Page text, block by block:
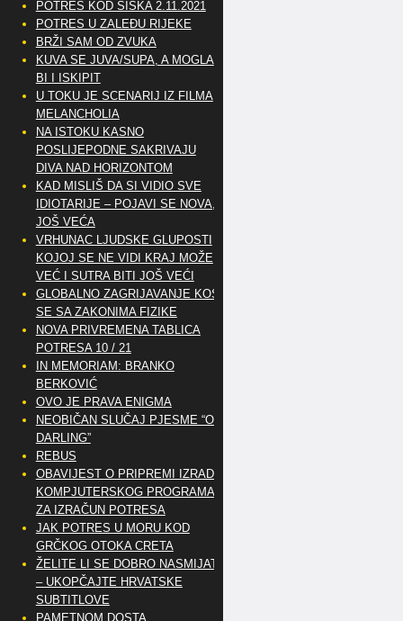
POTRES KOD SISKA 2.11.2021
POTRES U ZALEĐU RIJEKE
BRŽI SAM OD ZVUKA
KUVA SE JUVA/SUPA, A MOGLA
BI I ISKIPIT
U TOKU JE SCENARIJ IZ FILMA
MELANCHOLIA
NA ISTOKU KASNO
POSLIJEPODNE SAKRIVAJU
DIVA NAD HORIZONTOM
KAD MISLIŠ DA SI VIDIO SVE
IDIOTARIJE – POJAVI SE NOVA,..
JOŠ VEĆA
VRHUNAC LJUDSKE GLUPOSTI
KOJOJ SE NE VIDI KRAJ MOŽE
VEĆ I SUTRA BITI JOŠ VEĆI
GLOBALNO ZAGRIJAVANJE KOSI
SE SA ZAKONIMA FIZIKE
NOVA PRIVREMENA TABLICA
POTRESA 10 / 21
IN MEMORIAM: BRANKO
BERKOVIĆ
OVO JE PRAVA ENIGMA
NEOBIČAN SLUČAJ PJESME “OH
DARLING”
REBUS
OBAVIJEST O PRIPREMI IZRADE
KOMPJUTERSKOG PROGRAMA
ZA IZRAČUN POTRESA
JAK POTRES U MORU KOD
GRČKOG OTOKA CRETA
ŽELITE LI SE DOBRO NASMIJATI
– UKOPČAJTE HRVATSKE
SUBTITLOVE
PAMETNOM DOSTA